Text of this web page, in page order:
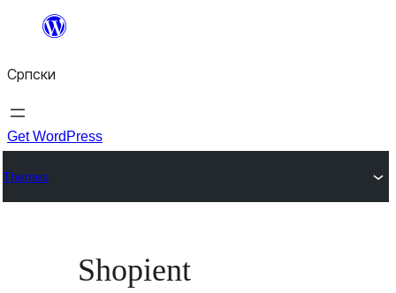
Скочи
садржај
Српски
Get WordPress
Themes
Shopient